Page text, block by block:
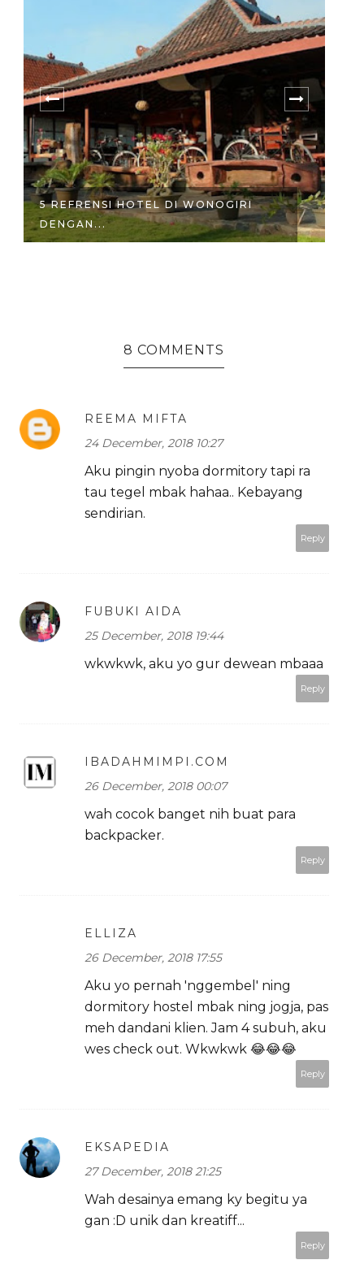
5 REFRENSI HOTEL DI WONOGIRI
DENGAN...
8 COMMENTS
REEMA MIFTA
24 December, 2018 10:27
Aku pingin nyoba dormitory tapi ra
tau tegel mbak hahaa.. Kebayang
sendirian.
Reply
FUBUKI AIDA
25 December, 2018 19:44
wkwkwk, aku yo gur dewean mbaaa
Reply
IBADAHMIMPI.COM
26 December, 2018 00:07
wah cocok banget nih buat para
backpacker.
Reply
ELLIZA
26 December, 2018 17:55
Aku yo pernah 'nggembel' ning
dormitory hostel mbak ning jogja, pas
meh dandani klien. Jam 4 subuh, aku
wes check out. Wkwkwk 😂😂😂
Reply
EKSAPEDIA
27 December, 2018 21:25
Wah desainya emang ky begitu ya
gan :D unik dan kreatiff...
Reply